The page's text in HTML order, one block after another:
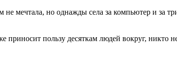
мечтала, но однажды села за компьютер и за
приносит пользу десяткам людей вокруг, никто